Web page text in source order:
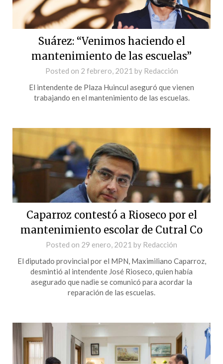
Suárez: “Venimos haciendo el
mantenimiento de las escuelas”
Posted on 2 febrero, 2021 by Redacción
El intendente de Plaza Huincul aseguró que vienen
trabajando en el mantenimiento de las escuelas.
Caparroz contestó a Rioseco por el
mantenimiento escolar de Cutral Co
Posted on 29 enero, 2021 by Redacción
El diputado provincial por el MPN, Maximiliano Caparroz,
desmintió al intendente José Rioseco, quien había
asegurado que nadie se comunicó para acordar la
reparación de las escuelas.